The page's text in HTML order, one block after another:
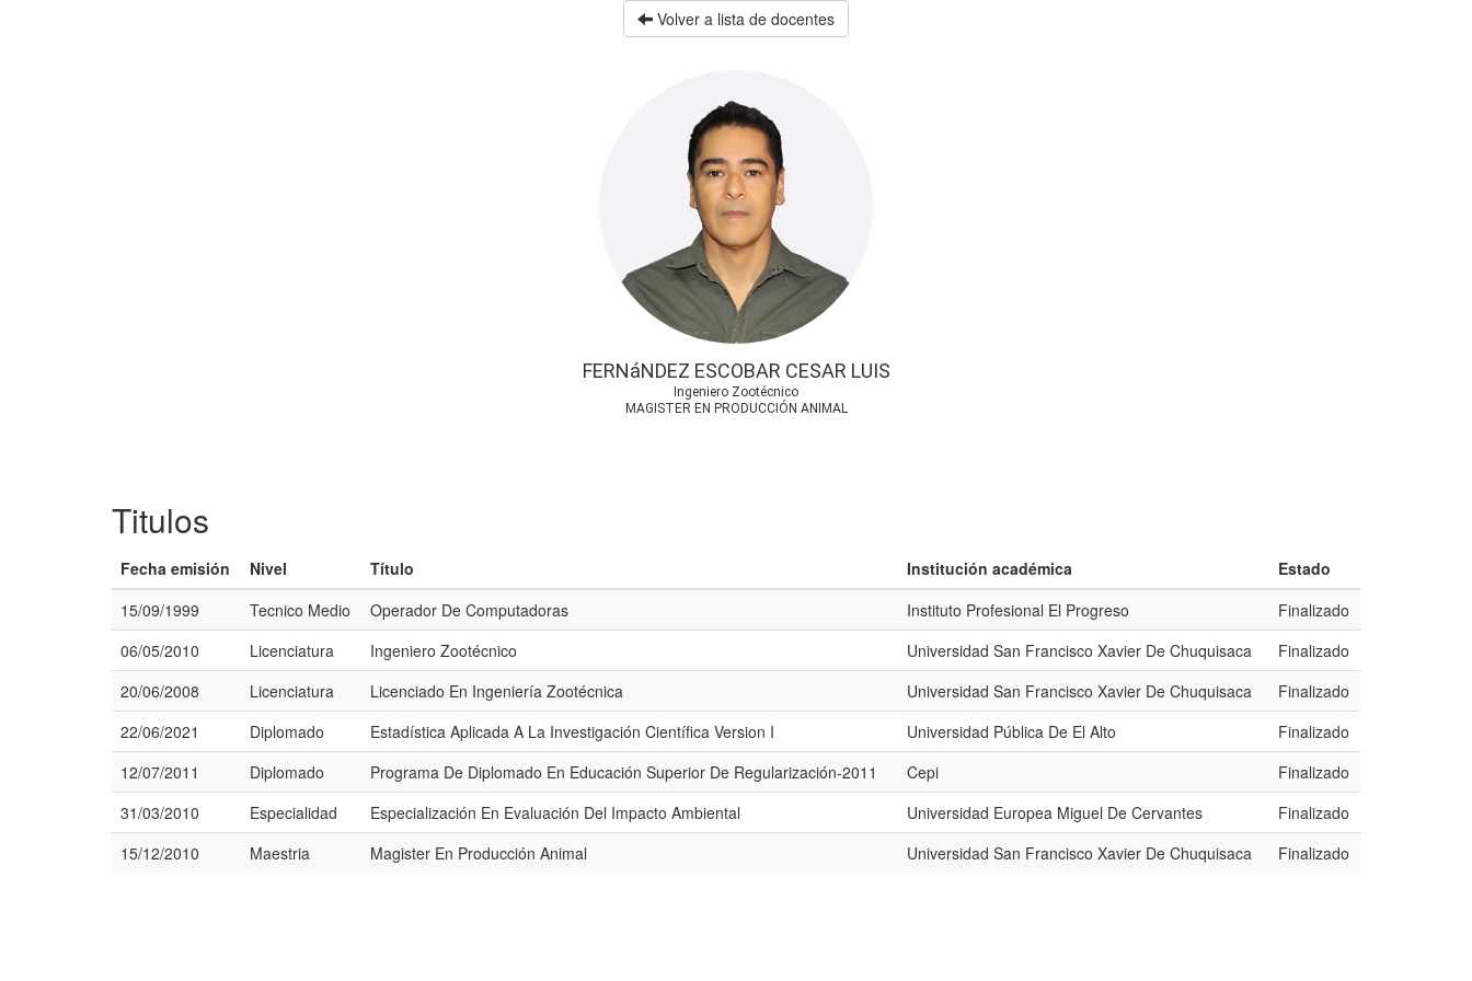
Volver a lista de docentes
FERNáNDEZ ESCOBAR CESAR LUIS
Ingeniero Zootécnico
MAGISTER EN PRODUCCIÓN ANIMAL
Titulos
Fecha emisión Nivel Título Institución académica
Estado
15/09/1999
Tecnico Medio Operador De Computadoras Instituto Profesional El Progreso
Finalizado
06/05/2010
Licenciatura Ingeniero Zootécnico Universidad San Francisco Xavier De Chuquisaca
Finalizado
20/06/2008
Licenciatura Licenciado En Ingeniería Zootécnica Universidad San Francisco Xavier De Chuquisaca
Finalizado
22/06/2021
Diplomado Estadística Aplicada A La Investigación Científica Version I Universidad Pública De El Alto
Finalizado
12/07/2011
Diplomado Programa De Diplomado En Educación Superior De Regularización-2011 Cepi
Finalizado
31/03/2010
Especialidad Especialización En Evaluación Del Impacto Ambiental Universidad Europea Miguel De Cervantes
Finalizado
15/12/2010
Maestria Magister En Producción Animal Universidad San Francisco Xavier De Chuquisaca Finalizado